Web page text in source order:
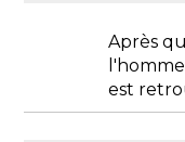
Après
est